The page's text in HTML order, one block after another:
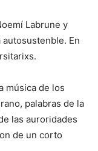
Labrune y
En
música de los
palabras de la
las auroridades
de un corto